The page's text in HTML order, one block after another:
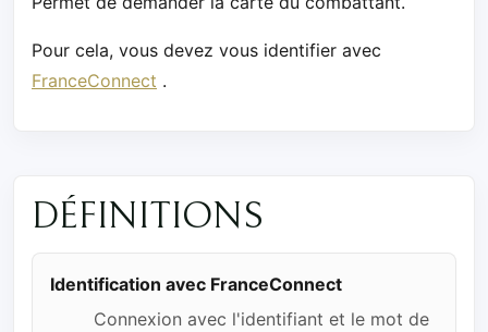
Pour cela, vous devez vous identifier avec
FranceConnect .
DÉFINITIONS
Identification avec FranceConnect
Connexion avec l'identifiant et le mot de